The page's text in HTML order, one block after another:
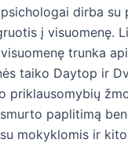
dirba
į visuomenę.
trunka
taiko Daytop ir
priklausomybių
paplitimą
mokyklomis ir